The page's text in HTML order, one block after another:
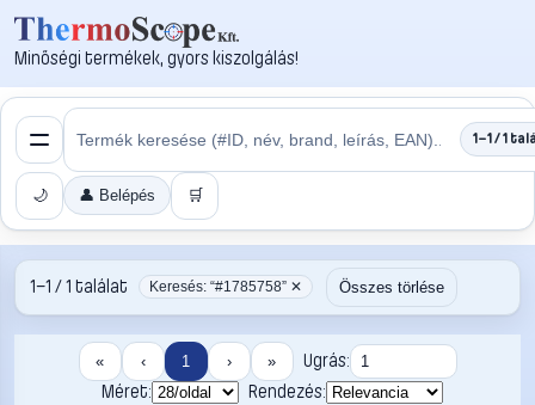
Minőségi termékek, gyors kiszolgálás!
1–1 / 1
🌙 👤 Belépés 🛒
1–1 / 1 találat Keresés: “#1785758” ✕ Összes törlése
« ‹ 1 › »
Ugrás:
Méret:
Rendezés: